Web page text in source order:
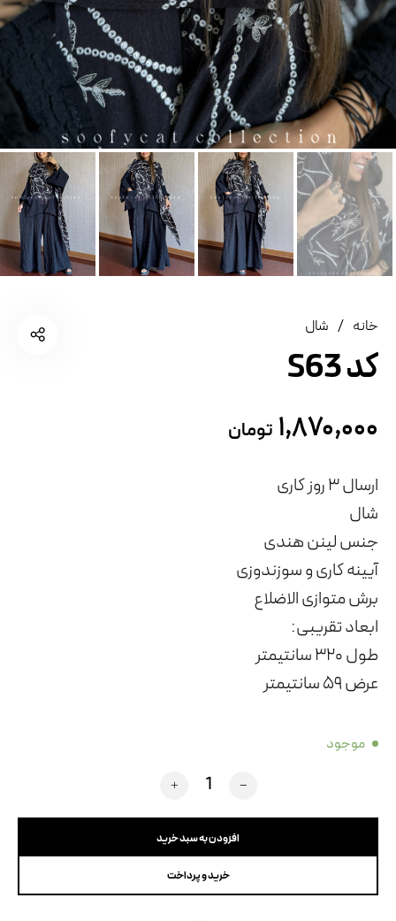
خانه / شال
کد S63
۱,۸۷۰,۰۰۰ تومان
ارسال ۳ روز كارى
شال
جنس لینن هندی
آیینه کاری و سوزندوزی
برش متوازی الاضلاع
ابعاد تقریبی:
طول ۳۲۰ سانتیمتر
عرض ۵۹ سانتیمتر
موجود
افزودن به سبد خرید
خرید و پرداخت